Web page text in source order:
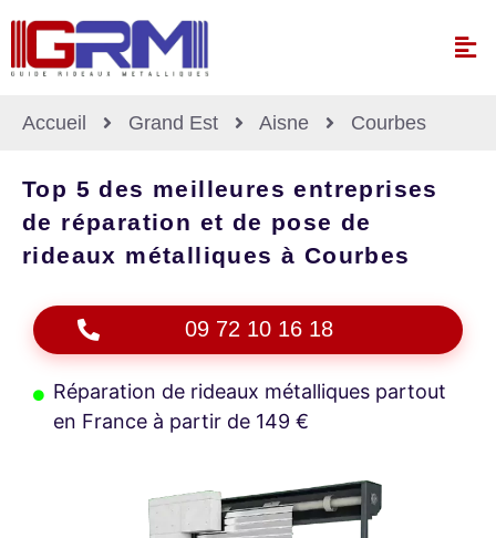
Accueil Grand Est Aisne Courbes
Top 5 des meilleures entreprises
de réparation et de pose de
rideaux métalliques à Courbes
09 72 10 16 18
Réparation de rideaux métalliques partout
en France à partir de 149 €